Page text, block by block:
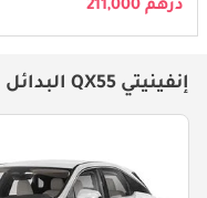
درهم 211,000
إنفينيتي QX55 البدائل